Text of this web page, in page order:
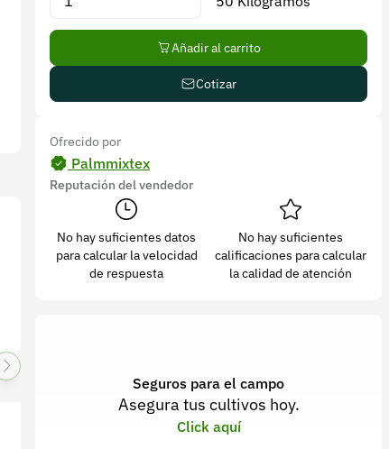
Añadir al carrito
Cotizar
Ofrecido por
Palmmixtex
Reputación del vendedor
No hay suficientes datos
para calcular la velocidad
de respuesta
No hay suficientes
calificaciones para calcular
la calidad de atención
Seguros para el campo
Asegura tus cultivos hoy.
Click aquí